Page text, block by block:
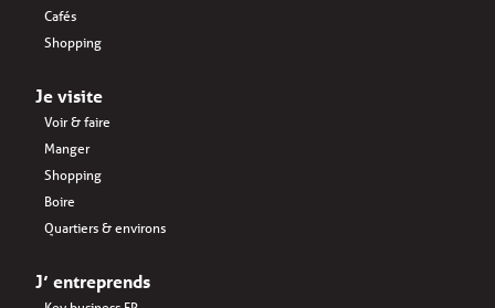
Cafés
Shopping
Je visite
Voir & faire
Manger
Shopping
Boire
Quartiers & environs
J’ entreprends